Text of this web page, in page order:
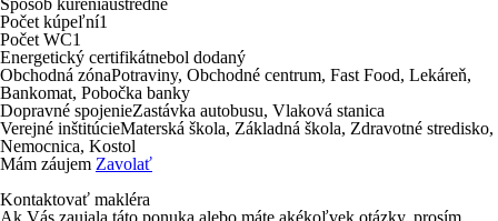
Spôsob kúreniaústredné
Počet kúpeľní­1
Počet WC1
Energetický certifikátnebol dodaný
Obchodná zónaPotraviny, Obchodné centrum, Fast Food, Lekáreň,
Bankomat, Pobočka banky
Dopravné spojenieZastávka autobusu, Vlaková stanica
Verejné inštitúcieMaterská škola, Základná škola, Zdravotné stredisko,
Nemocnica, Kostol
Mám záujem Zavolať
Kontaktovať makléra
Ak Vás zaujala táto ponuka alebo máte akékoľvek otázky, prosím,